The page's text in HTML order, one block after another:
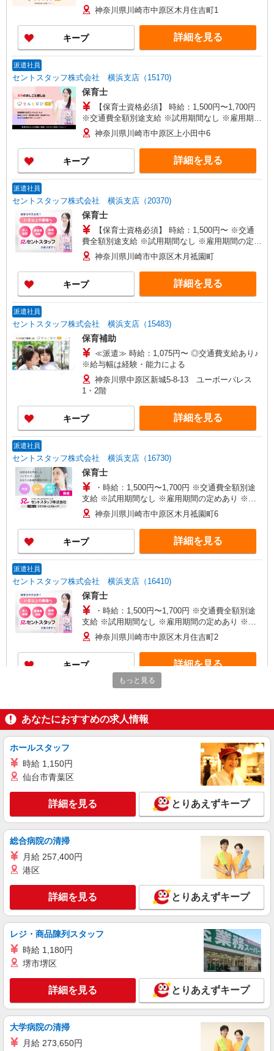
あり ※給与幅は経験・能力による
神奈川県川崎市中原区木月住吉町1
キープ 詳細を見る
派遣社員
セントスタッフ株式会社 横浜支店（15170)
保育士
【保育士資格必須】 時給：1,500円〜1,700円
※交通費全額別途支給 ※試用期間なし ※雇用期間
の定めあり ※給与幅は経験・能力による
神奈川県川崎市中原区上小田中6
キープ 詳細を見る
派遣社員
セントスタッフ株式会社 横浜支店（20370)
保育士
【保育士資格必須】 時給：1,500円〜 ※交通
費全額別途支給 ※試用期間なし ※雇用期間の定め
あり ※給与幅は経験・能力による
神奈川県川崎市中原区木月祗園町
キープ 詳細を見る
派遣社員
セントスタッフ株式会社 横浜支店（15483)
保育補助
≪派遣≫ 時給：1,075円〜 ◎交通費支給あり♪
※給与幅は経験・能力による
神奈川県中原区新城5-8-13 ユーボーパレス
1・2階
キープ 詳細を見る
派遣社員
セントスタッフ株式会社 横浜支店（16730)
保育士
・時給：1,500円〜1,700円 ※交通費全額別途
支給 ※試用期間なし ※雇用期間の定めあり ※給
与幅は経験・能力による
神奈川県川崎市中原区木月祗園町6
キープ 詳細を見る
派遣社員
セントスタッフ株式会社 横浜支店（16410)
保育士
・時給：1,500円〜1,700円 ※交通費全額別途
支給 ※試用期間なし ※雇用期間の定めあり ※給
与幅は経験・能力による
神奈川県川崎市中原区木月住吉町2
キープ 詳細を見る
保育士
【保育士資格必須】 時給：1,500円〜 ※交通
あり ※給与幅は経験・能力による
神奈川県川崎市中原区上小田中3
詳細を見る
派遣社員
セントスタッフ株式会社 横浜支店（15111)
【保育士資格必須】 時給：1,500円〜1,700円
※交通費全額別途支給 ※試用期間なし ※雇用期間
の定めあり ※給与幅は経験・能力による
神奈川県川崎市中原区中丸子
キープ 詳細を見る
派遣社員
セントスタッフ株式会社 横浜支店（10691)
【保育士資格必須】 時給：1,500円〜 ※交通
費全額別途支給 ※試用期間なし ※雇用期間の定め
あり ※給与幅は経験・能力による
神奈川県川崎市中原区小杉町1
キープ 詳細を見る
もっと見る
あなたにおすすめの求人情報
ホールスタッフ
時給 1,150円
仙台市青葉区
詳細を見る とりあえずキープ
総合病院の清掃
月給 257,400円
港区
詳細を見る とりあえずキープ
レジ・商品陳列スタッフ
時給 1,180円
堺市堺区
詳細を見る とりあえずキープ
大学病院の清掃
月給 273,650円